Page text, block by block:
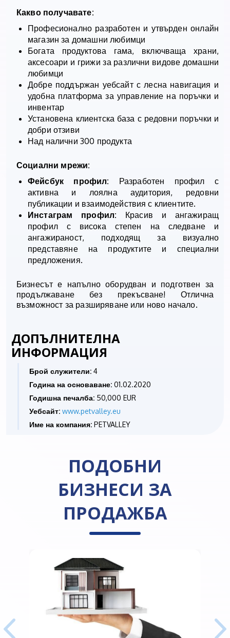
Какво получавате:
Професионално разработен и утвърден онлайн
магазин за домашни любимци
Богата продуктова гама, включваща храни,
аксесоари и грижи за различни видове домашни
любимци
Добре поддържан уебсайт с лесна навигация и
удобна платформа за управление на поръчки и
инвентар
Установена клиентска база с редовни поръчки и
добри отзиви
Над налични 300 продукта
Социални мрежи:
Фейсбук профил: Разработен профил с
активна и лоялна аудитория, редовни
публикации и взаимодействия с клиентите.
Инстаграм профил: Красив и ангажиращ
профил с висока степен на следване и
ангажираност, подходящ за визуално
представяне на продуктите и специални
предложения.
Бизнесът е напълно оборудван и подготвен за
продължаване без прекъсване! Отлична
възможност за разширяване или ново начало.
ДОПЪЛНИТЕЛНА
ИНФОРМАЦИЯ
Брой служители: 4
Година на основаване: 01.02.2020
Годишна печалба: 50,000 EUR
Уебсайт: www.petvalley.eu
Име на компания: PETVALLEY
ПОДОБНИ
БИЗНЕСИ ЗА
ПРОДАЖБА